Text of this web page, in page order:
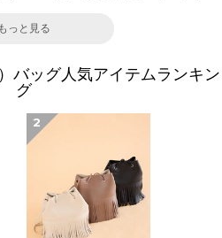
もっと見る
バッグ人気アイテムランキン
グ
2